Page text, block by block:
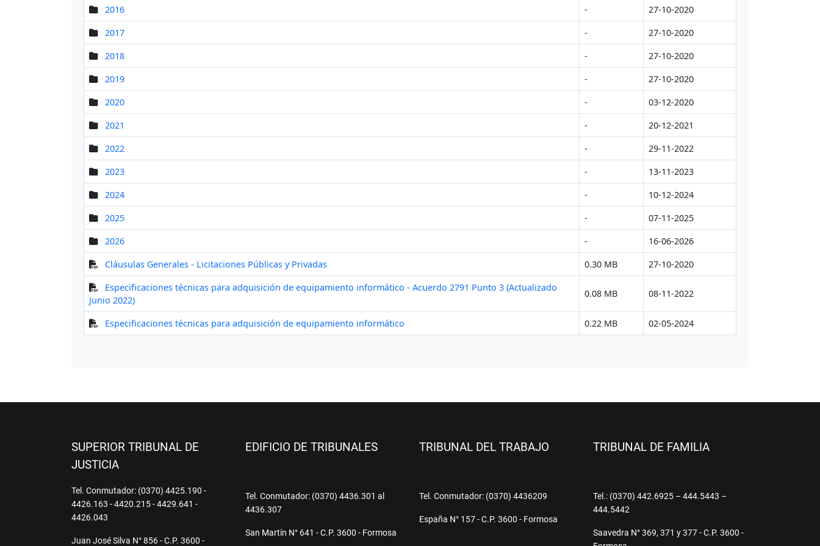
SUPERIOR TRIBUNAL DE
JUSTICIA
Tel. Conmutador: (0370) 4425.190 -
4426.163 - 4420.215 - 4429.641 -
4426.043
Juan José Silva N° 856 - C.P. 3600 -
EDIFICIO DE TRIBUNALES
Tel. Conmutador: (0370) 4436.301 al
4436.307
San Martín N° 641 - C.P. 3600 - Formosa
TRIBUNAL DEL TRABAJO
Tel. Conmutador: (0370) 4436209
España N° 157 - C.P. 3600 - Formosa
TRIBUNAL DE FAMILIA
Tel.: (0370) 442.6925 – 444.5443 –
444.5442
Saavedra N° 369, 371 y 377 - C.P. 3600 -